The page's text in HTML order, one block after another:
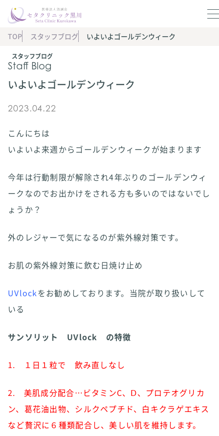
スタッフブログ
Staff Blog
TOP スタッフブログ いよいよゴールデンウィーク
いよいよゴールデンウィーク
2023.04.22
こんにちは
いよいよ来週からゴールデンウィークが始まります
今年は行動制限が解除され4年ぶりのゴールデンウィ
ークなのでお出かけをされる方も多いのではないでし
ょうか？
外のレジャーで気になるのが紫外線対策です。
お肌の紫外線対策に飲む日焼け止め
UVlockをお勧めしております。当院が取り扱いして
いる
サンソリット UVlock の特徴
1. １日１粒で 飲み直しなし
2. 美肌成分配合…ビタミンC、Ⅾ、プロテオグリカ
ン、葛花油出物、シルクペプチド、白キクラゲエキス
など贅沢に６種類配合し、美しい肌を維持します。